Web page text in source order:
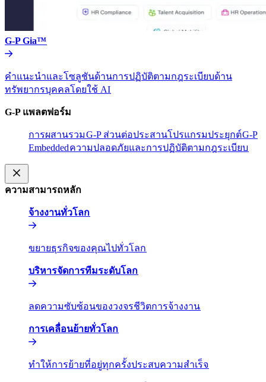
G-P Gia™​​
คำแนะนำและโซลูชันด้านการปฏิบัติตามกฎระเบียบด้าน
ทรัพยากรบุคคลโดยใช้ AI​​
G-P แพลตฟอร์ม​​
การผสานรวม​​G-P ส่วนต่อประสานโปรแกรมประยุกต์​​G-P
Embedded​​ความปลอดภัยและการปฏิบัติตามกฎระเบียบ​​
ความสามารถหลัก​​
จ้างงานทั่วโลก​​
ขยายธุรกิจของคุณไปทั่วโลก​​
บริหารจัดการทีมระดับโลก​​
ลดความซับซ้อนของวงจรชีวิตการจ้างงาน​​
การเคลื่อนย้ายทั่วโลก​​
ทำให้การย้ายที่อยู่ทุกครั้งประสบความสำเร็จ​​